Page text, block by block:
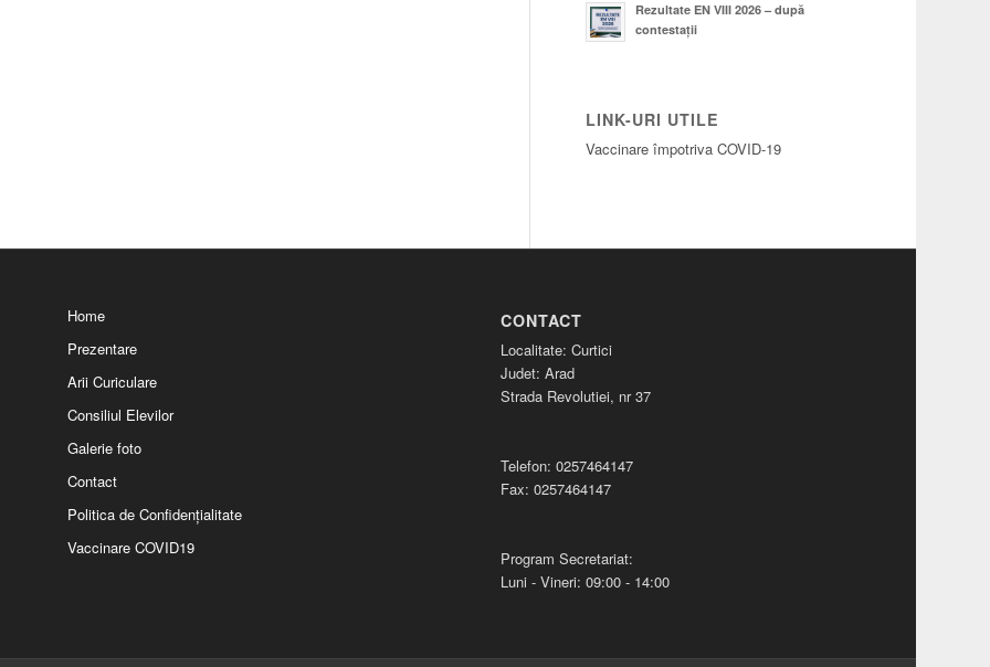
Rezultate EN VIII 2026 – după
contestații
LINK-URI UTILE
Vaccinare împotriva COVID-19
Home
Prezentare
Arii Curiculare
Consiliul Elevilor
Galerie foto
Contact
Politica de Confidențialitate
Vaccinare COVID19
CONTACT
Localitate: Curtici
Judet: Arad
Strada Revolutiei, nr 37
Telefon: 0257464147
Fax: 0257464147
Program Secretariat:
Luni - Vineri: 09:00 - 14:00